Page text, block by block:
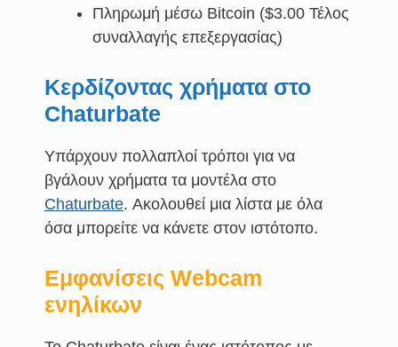
Πληρωμή μέσω Bitcoin ($3.00 Τέλος
συναλλαγής επεξεργασίας)
Κερδίζοντας χρήματα στο
Chaturbate
Υπάρχουν πολλαπλοί τρόποι για να
βγάλουν χρήματα τα μοντέλα στο
Chaturbate. Ακολουθεί μια λίστα με όλα
όσα μπορείτε να κάνετε στον ιστότοπο.
Εμφανίσεις Webcam
ενηλίκων